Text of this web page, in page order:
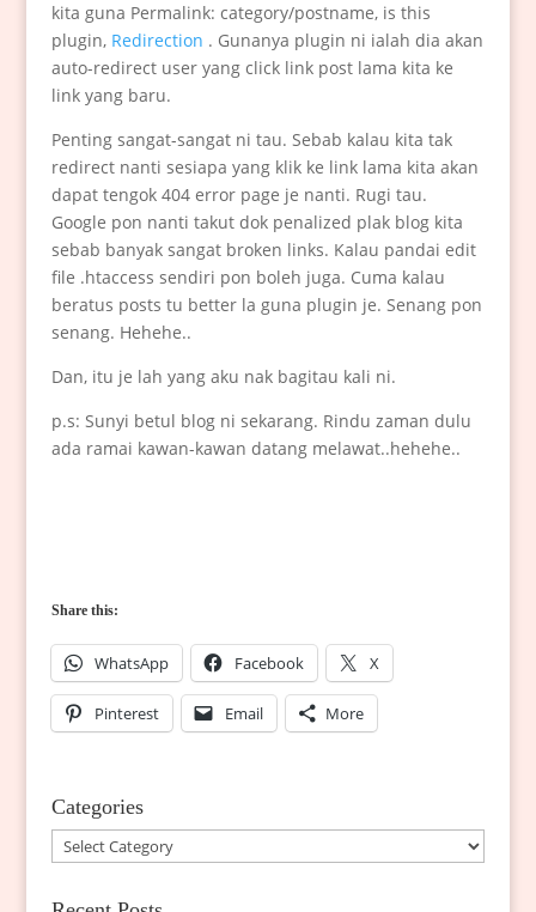
kita guna Permalink: category/postname, is this
plugin, Redirection . Gunanya plugin ni ialah dia akan
auto-redirect user yang click link post lama kita ke
link yang baru.
Penting sangat-sangat ni tau. Sebab kalau kita tak
redirect nanti sesiapa yang klik ke link lama kita akan
dapat tengok 404 error page je nanti. Rugi tau.
Google pon nanti takut dok penalized plak blog kita
sebab banyak sangat broken links. Kalau pandai edit
file .htaccess sendiri pon boleh juga. Cuma kalau
beratus posts tu better la guna plugin je. Senang pon
senang. Hehehe..
Dan, itu je lah yang aku nak bagitau kali ni.
p.s: Sunyi betul blog ni sekarang. Rindu zaman dulu
ada ramai kawan-kawan datang melawat..hehehe..
Share this:
WhatsApp Facebook X
Pinterest Email More
Categories
Categories